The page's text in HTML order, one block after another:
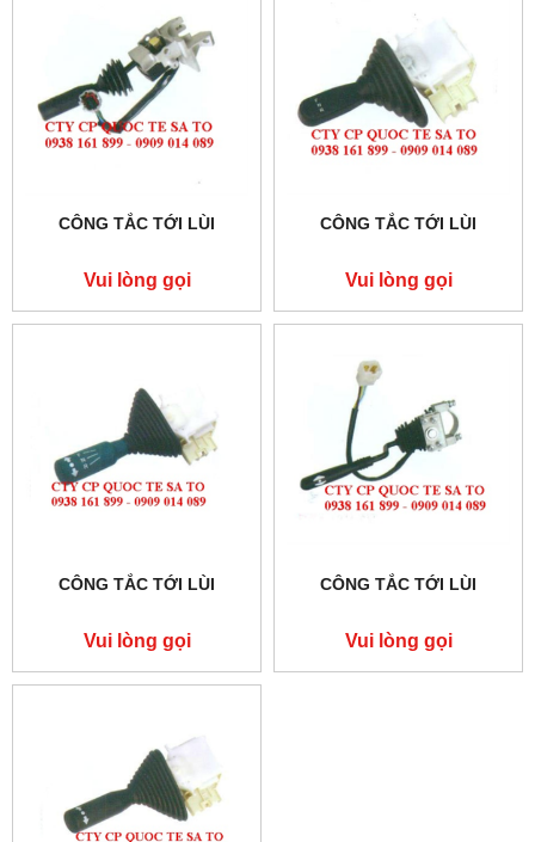
CÔNG TẮC TỚI LÙI
Vui lòng gọi
CÔNG TẮC TỚI LÙI
Vui lòng gọi
CÔNG TẮC TỚI LÙI
Vui lòng gọi
CÔNG TẮC TỚI LÙI
Vui lòng gọi